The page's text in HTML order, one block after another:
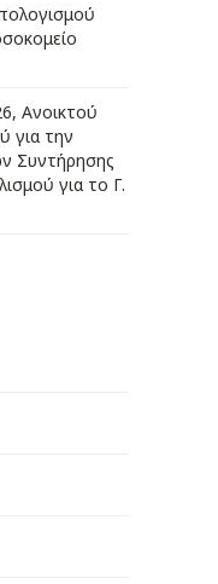
Ανοικτού
για την
Συντήρησης
για το Γ.